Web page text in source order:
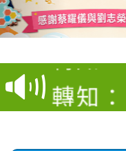
學年
【甄
結果(
賽及
轉知